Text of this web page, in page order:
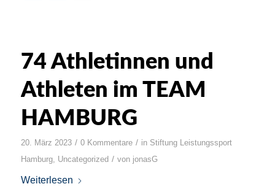
74 Athletinnen und
Athleten im TEAM
HAMBURG
20. März 2023 / 0 Kommentare / in Stiftung Leistungssport
Hamburg, Uncategorized / von jonasG
Weiterlesen